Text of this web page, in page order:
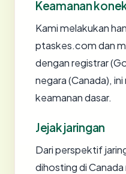
Keamanan
Kami melakukan
ptaskes.com dan
dengan registrar
negara (Canada),
keamanan dasar.
Jejak jaringan
Dari perspektif
dihosting di